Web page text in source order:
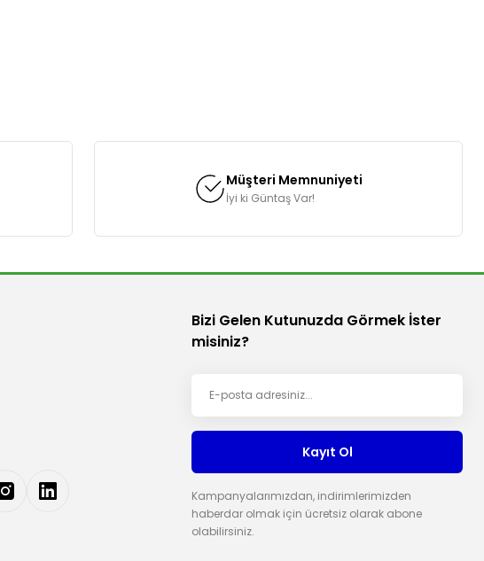
Müşteri Memnuniyeti
İyi ki Güntaş Var!
Bizi Gelen Kutunuzda Görmek İster
misiniz?
Kayıt Ol
Kampanyalarımızdan, indirimlerimizden
haberdar olmak için ücretsiz olarak abone
olabilirsiniz.